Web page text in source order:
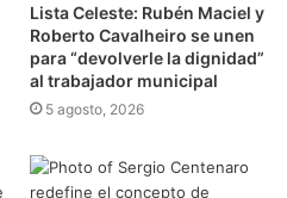
Lista Celeste: Rubén Maciel y
Roberto Cavalheiro se unen
para “devolverle la dignidad”
al trabajador municipal
5 agosto, 2026